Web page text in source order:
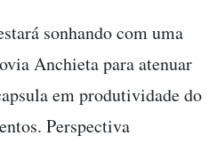
sonhando com uma
Anchieta para atenuar
em produtividade do
Perspectiva